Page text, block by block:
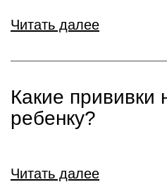
Читать далее
Какие прививки
ребенку?
Читать далее